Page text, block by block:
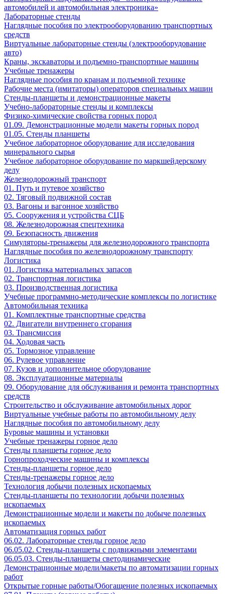
автомобилей и автомобильная электроника»
Лабораторные стенды
Наглядные пособия по электрооборудованию транспортных
средств
Виртуальные лабораторные стенды (электрооборудование
авто)
Краны, экскаваторы и подъемно-транспортные машины
Учебные тренажеры
Наглядные пособия по кранам и подъемной технике
Рабочие места (имитаторы) операторов специальных машин
Стенды-планшеты и демонстрационные макеты
Учебно-лабораторные стенды и комплексы
Физико-химические свойства горных пород
01.09. Демонстрационные модели макеты горных пород
01.05. Стенды планшеты
Учебное лабораторное оборудование для исследования
минерального сырья
Учебное лабораторное оборудование по маркшейдерскому
делу
Железнодорожный транспорт
01. Путь и путевое хозяйство
02. Тяговый подвижной состав
03. Вагоны и вагонное хозяйство
05. Сооружения и устройства СЦБ
08. Железнодорожная спецтехника
09. Безопасность движения
Симуляторы-тренажеры для железнодорожного транспорта
Наглядные пособия по железнодорожному транспорту
Логистика
01. Логистика материальных запасов
02. Транспортная логистика
03. Производственная логистика
Учебные программно-методические комплексы по логистике
Автомобильная техника
01. Комплектные транспортные средства
02. Двигатели внутреннего сгорания
03. Трансмиссия
04. Ходовая часть
05. Тормозное управление
06. Рулевое управление
07. Кузов и дополнительное оборудование
08. Эксплуатационные материалы
09. Оборудование для обслуживания и ремонта транспортных
средств
Строительство и обслуживание автомобильных дорог
Виртуальные учебные работы по автомобильному делу
Наглядные пособия по автомобильному делу
Буровые машины и установки
Учебные тренажеры горное дело
Стенды планшеты горное дело
Горнопроходческие машины и комплексы
Стенды-планшеты горное дело
Стенды-тренажеры горное дело
Технология добычи полезных ископаемых
Стенды-планшеты по технологии добычи полезных
ископаемых
Демонстрационные модели и макеты по добыче полезных
ископаемых
Автоматизация горных работ
06.02. Лабораторные стенды горное дело
06.05.02. Стенды-планшеты с подвижными элементами
06.05.03. Стенды-планшеты светодинамические
Демонстрационные модели/макеты по автоматизации горных
работ
Открытые горные работы/Обогащение полезных ископаемых